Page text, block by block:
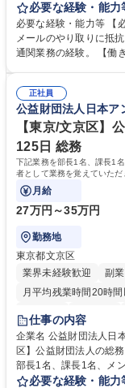
します。営業社員のサ
調整まで幅広く対応し、
業務、請求書発行 ■海
の確認・作成 ■配送手
ルプロデュースしてい
す。 募集職種 東京都中央区【営業事務・貿易事務】食品商社/残業少なめ/
リモート等相談可
必要な経験・能力
必要な経験・能力等 【
メールのやり取りに抵
通関業務の経験。 【働き方について】所定労働時間は7時間と短めで、残
の強み】1991年の設立
ズに沿った冷凍水産物
自社工場と海外拠点の
みです。 学歴・
正社員
公益財団法人日本ア
【東京/文京区】
125日 総務
下記業務を部長1名、課長1
者として業務を覚えていた
躍いただくことを期待してい
月給
27万円～35万円
勤務地
東京都文京区
業界未経験歓迎
副
月平均残業時間20時間
賞与あり
育休あり
食事補助あり
仕事の内容
企業名 公益財団法人日本アンチ
区】公益財団法人の総務人事業務
部長1名、課長1名、メ
当者として業務を覚え
必要な経験・能力